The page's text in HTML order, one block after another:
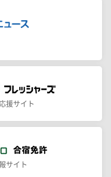
援サイト
サイト